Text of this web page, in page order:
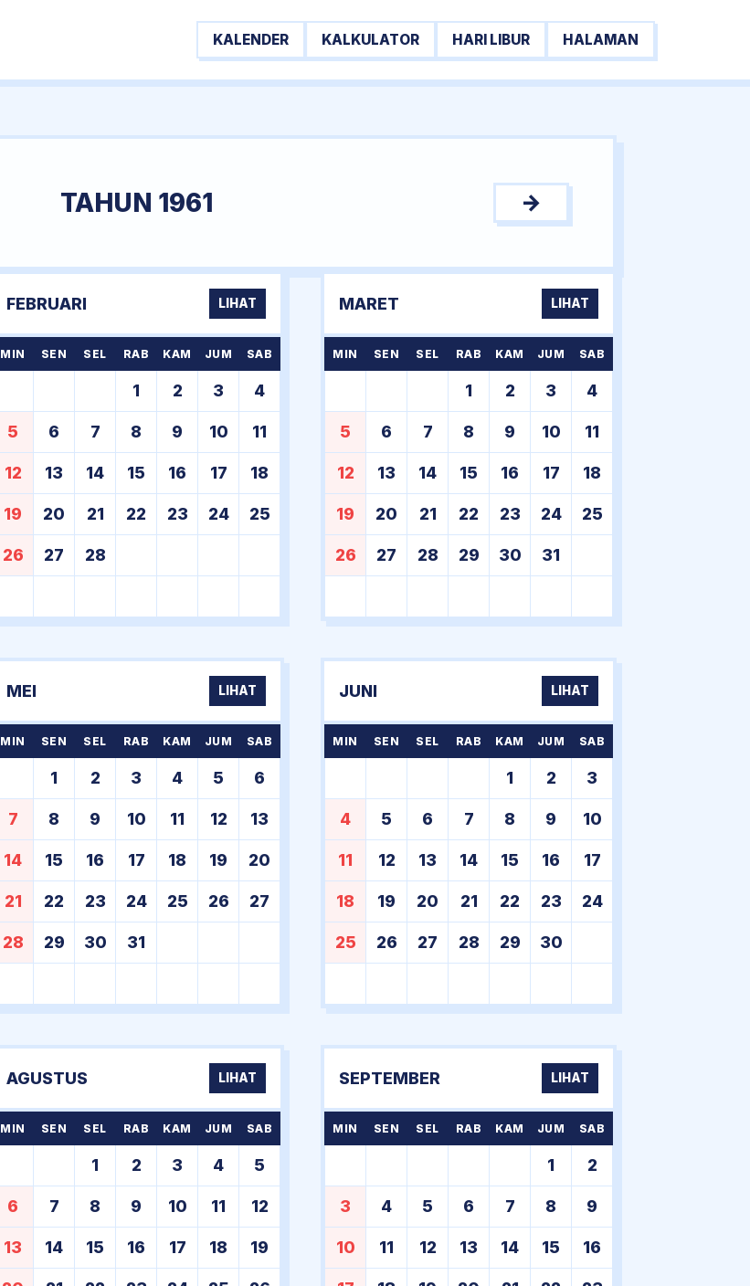
KALENDER KALKULATOR HARI LIBUR HALAMAN
TAHUN 1961 →
FEBRUARI LIHAT
MIN SEN SEL RAB KAM JUM SAB
1 2 3 4
5 6 7 8 9 10 11
12 13 14 15 16 17 18
19 20 21 22 23 24 25
26 27 28
MARET LIHAT
MIN SEN SEL RAB KAM JUM SAB
1 2 3 4
5 6 7 8 9 10 11
12 13 14 15 16 17 18
19 20 21 22 23 24 25
26 27 28 29 30 31
MEI LIHAT
MIN SEN SEL RAB KAM JUM SAB
1 2 3 4 5 6
7 8 9 10 11 12 13
14 15 16 17 18 19 20
21 22 23 24 25 26 27
28 29 30 31
JUNI LIHAT
MIN SEN SEL RAB KAM JUM SAB
1 2 3
4 5 6 7 8 9 10
11 12 13 14 15 16 17
18 19 20 21 22 23 24
25 26 27 28 29 30
AGUSTUS LIHAT
MIN SEN SEL RAB KAM JUM SAB
1 2 3 4 5
6 7 8 9 10 11 12
13 14 15 16 17 18 19
SEPTEMBER LIHAT
MIN SEN SEL RAB KAM JUM SAB
1 2
3 4 5 6 7 8 9
10 11 12 13 14 15 16